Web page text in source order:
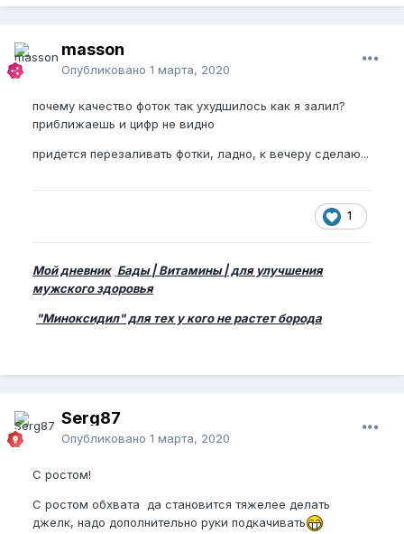
masson
Опубликовано 1 марта, 2020
почему качество фоток так ухудшилось как я залил?
приближаешь и цифр не видно
придется перезаливать фотки, ладно, к вечеру сделаю...
1
Мой дневник Бады | Витамины | для улучшения
мужского здоровья
"Миноксидил" для тех у кого не растет борода
Serg87
Опубликовано 1 марта, 2020
С ростом!
С ростом обхвата да становится тяжелее делать
джелк, надо дополнительно руки подкачивать